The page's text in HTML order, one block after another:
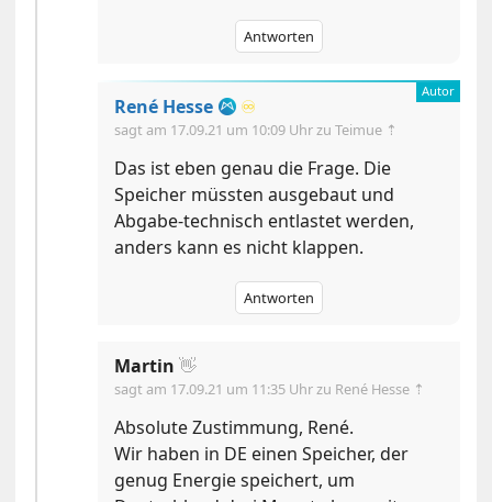
Antworten
René Hesse ♾️
sagt am 17.09.21 um 10:09 Uhrzu Teimue ⇡
Das ist eben genau die Frage. Die
Speicher müssten ausgebaut und
Abgabe-technisch entlastet werden,
anders kann es nicht klappen.
Antworten
Martin 👋
sagt am 17.09.21 um 11:35 Uhrzu René Hesse ⇡
Absolute Zustimmung, René.
Wir haben in DE einen Speicher, der
genug Energie speichert, um